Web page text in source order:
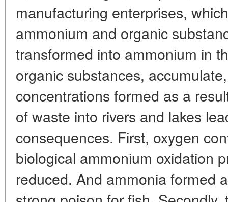
manufacturing enterprises,
ammonium and organic
transformed into ammonium in
organic substances,
concentrations formed as a
of waste into rivers and lakes
consequences. First, oxygen
biological ammonium oxidation
reduced. And ammonia formed